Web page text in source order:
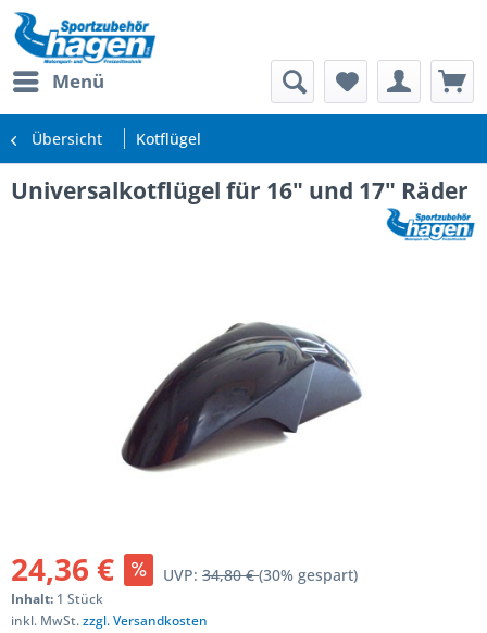
Menü
Übersicht Kotflügel
Universalkotflügel für 16" und 17" Räder
24,36 € UVP: 34,80 €(30% gespart)
Inhalt: 1 Stück
inkl. MwSt.zzgl. Versandkosten